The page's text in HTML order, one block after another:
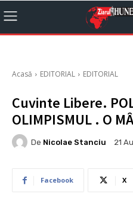
Acasă EDITORIAL EDITORIAL
Cuvinte Libere.
OLIMPISMUL . O
De Nicolae Stanciu 21
Facebook X